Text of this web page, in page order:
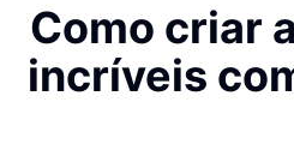
Como criar
incríveis